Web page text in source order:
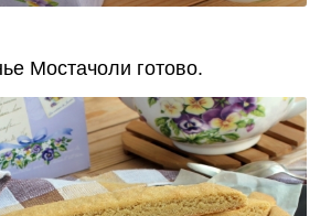
Мостачоли готово.